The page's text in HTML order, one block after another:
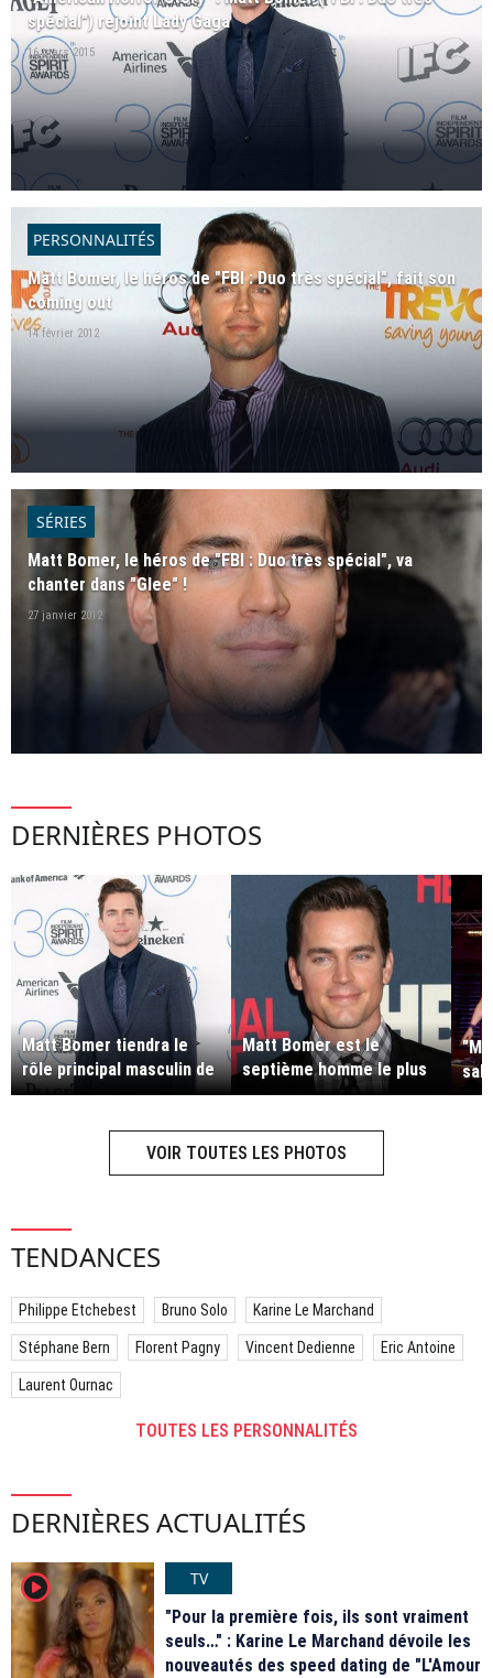
spécial") rejoint Lady Gaga
16 mars 2015
PERSONNALITÉS
Matt Bomer, le héros de "FBI : Duo très spécial", fait son
coming out
14 février 2012
SÉRIES
Matt Bomer, le héros de "FBI : Duo très spécial", va
chanter dans "Glee" !
27 janvier 2012
DERNIÈRES PHOTOS
Matt Bomer tiendra le
rôle principal masculin de
la saison 5 d'"American
Matt Bomer est le
septième homme le plus
sexy du monde selon
VOIR TOUTES LES PHOTOS
TENDANCES
Philippe Etchebest Bruno Solo Karine Le Marchand
Stéphane Bern Florent Pagny Vincent Dedienne Eric Antoine
Laurent Ournac
TOUTES LES PERSONNALITÉS
DERNIÈRES ACTUALITÉS
player2
TV
"Pour la première fois, ils sont vraiment
seuls…" : Karine Le Marchand dévoile les
nouveautés des speed dating de "L'Amour